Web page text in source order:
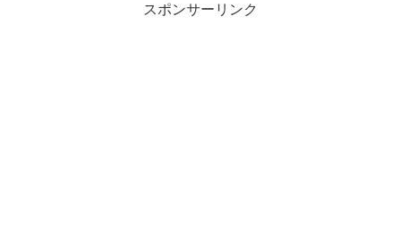
スポンサーリンク